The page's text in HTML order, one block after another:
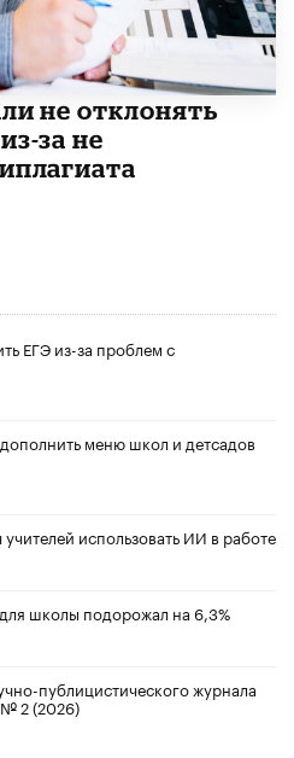
не отклонять
за не
ЕГЭ из-за проблем с
меню школ и детсадов
использовать ИИ в работе
школы подорожал на 6,3%
публицистического журнала
№ 2 (2026)